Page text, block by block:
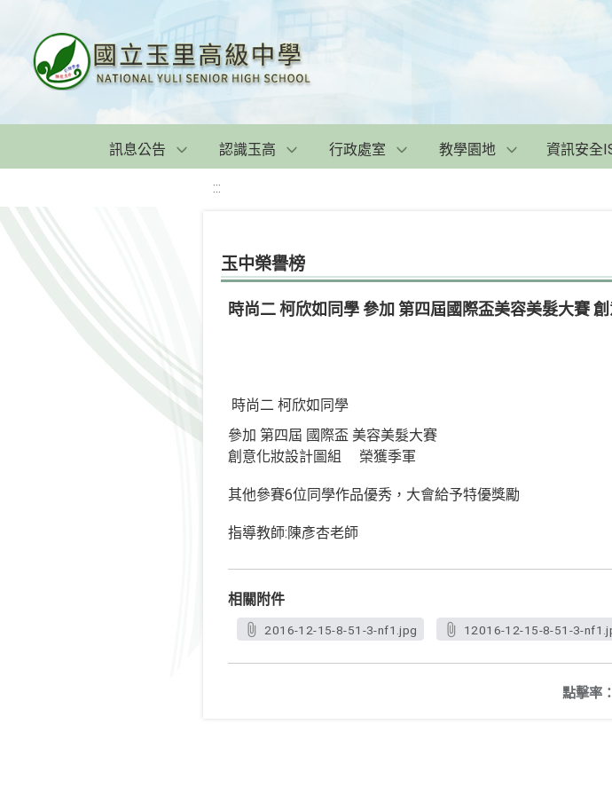
訊息公告 認識玉高 行政處室 教學園地 資訊安全
:::
玉中榮譽榜
時尚二 柯欣如同學 參加 第四屆國際盃美容美髮大賽
時尚二 柯欣如同學
參加 第四屆 國際盃 美容美髮大賽
創意化妝設計圖組 榮獲季軍
其他參賽6位同學作品優秀，大會給予特優獎勵
指導教師:陳彥杏老師
相關附件
2016-12-15-8-51-3-nf1.jpg 12016-12-15-8-51-3-
點擊率：